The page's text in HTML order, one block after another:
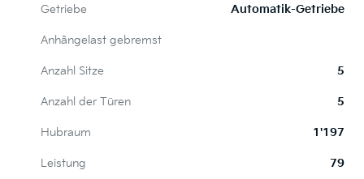
Getriebe Automatik-Getriebe
Anhängelast gebremst
Anzahl Sitze 5
Anzahl der Türen 5
Hubraum 1'197
Leistung 79